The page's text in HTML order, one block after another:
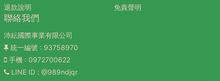
退款說明
免責聲明
聯絡我們
沛紜國際事業有限公司
統一編號 : 93758970
手機 : 0972700622
LINE ID: @989ndjqr